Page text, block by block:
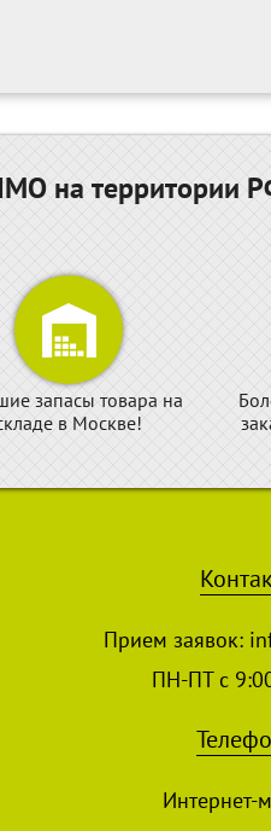
на территории
запасы товара на
в Москве!
Прием заявок:
ПН-ПТ с
Интернет-